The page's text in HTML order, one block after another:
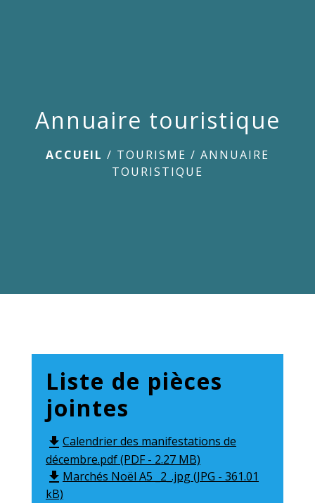
Annuaire touristique
ACCUEIL / TOURISME / ANNUAIRE
TOURISTIQUE
Liste de pièces
jointes
file_download Calendrier des manifestations de
décembre.pdf (PDF - 2.27 MB)
file_download Marchés Noël A5 _2_.jpg (JPG - 361.01
kB)